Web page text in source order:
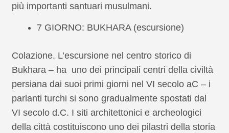
più importanti santuari musulmani.
7 GIORNO: BUKHARA (escursione)
Colazione. L’escursione nel centro storico di
Bukhara – ha uno dei principali centri della civiltà
persiana dai suoi primi giorni nel VI secolo aC – i
parlanti turchi si sono gradualmente spostati dal
VI secolo d.C. I siti architettonici e archeologici
della città costituiscono uno dei pilastri della storia